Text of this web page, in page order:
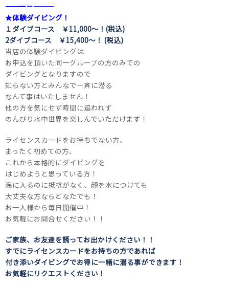
――――――――――――――――――――－－―――
★体験ダイビング！
１ダイブコース ￥11,000～！(税込)
2ダイブコース ￥15,400～！ (税込)
当店の体験ダイビングは
お申込を頂いた同一グループの方のみでの
ダイビングとなりますので
知らない方とみんなで一斉に潜る
なんて事はいたしません！
他の方を気にせず時間に追われず
のんびり水中世界を楽しんでいただけます！
ライセンスカードをお持ちでない方、
まったく初めての方、
これから本格的にダイビングを
はじめようと思っている方！
海に入るのに抵抗がなく、顔を水につけても
大丈夫な方ならどなたでも！
お一人様から毎日開催中！
お気軽にお問合せください！！
ご家族、お友達を誘ってお出かけください！！
すでにライセンスカードをお持ちの方であれば
付き添いダイビングでお得に一緒に潜る事ができます！
お気軽にリクエストください！